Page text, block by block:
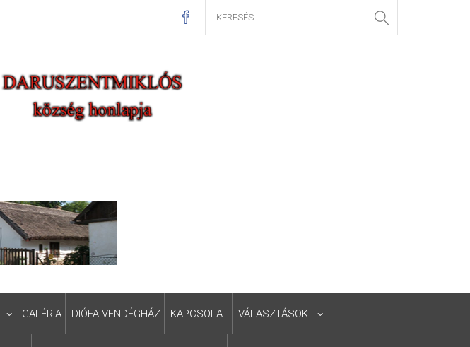
GALÉRIA DIÓFA VENDÉGHÁZ KAPCSOLAT VÁLASZTÁSOK